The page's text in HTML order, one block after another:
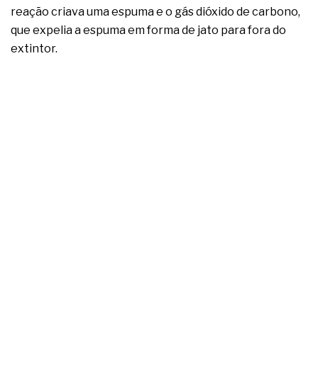
reação criava uma espuma e o gás dióxido de carbono,
que expelia a espuma em forma de jato para fora do
extintor.